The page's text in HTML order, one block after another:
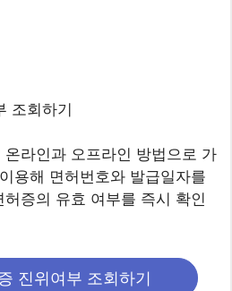
조회하기
라인과 오프라인 방법으로 가
용해 면허번호와 발급일자를
증의 유효 여부를 즉시 확인
진위여부 조회하기